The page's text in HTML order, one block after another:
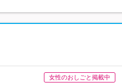
女性のおしごと掲載中